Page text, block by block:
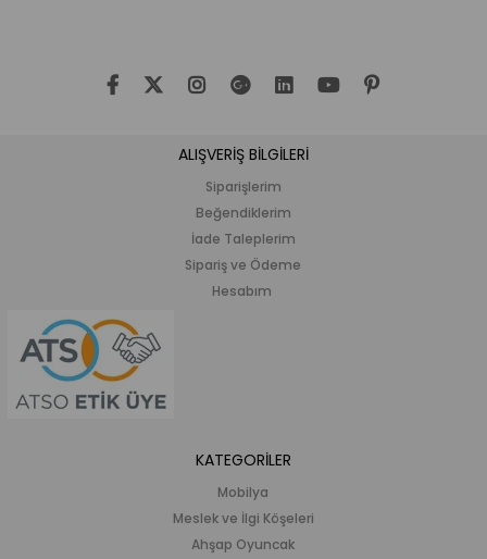
ALIŞVERİŞ BİLGİLERİ
Siparişlerim
Beğendiklerim
İade Taleplerim
Sipariş ve Ödeme
Hesabım
KATEGORİLER
Mobilya
Meslek ve İlgi Köşeleri
Ahşap Oyuncak